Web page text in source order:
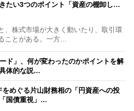
たい3つのポイント「資産の棚卸し…
株式市場が大きく動いたり、取引環
ことがある。一方…
ド」、何が変わったのかポイントを解
体的な説…
をめぐる片山財務相の「円資産への投
国債重視」…